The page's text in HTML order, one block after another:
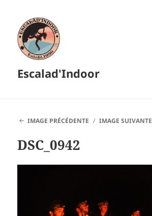
Escalad'Indoor
IMAGE PRÉCÉDENTE IMAGE SUIVANTE
DSC_0942